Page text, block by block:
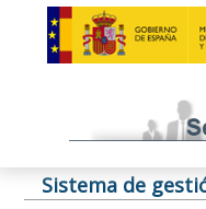
Sistema de